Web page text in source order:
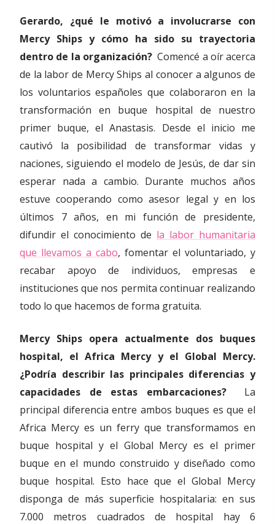
Gerardo, ¿qué le motivó a involucrarse con
Mercy Ships y cómo ha sido su trayectoria
dentro de la organización?Comencé a oír acerca
de la labor de Mercy Ships al conocer a algunos de
los voluntarios españoles que colaboraron en la
transformación en buque hospital de nuestro
primer buque, el Anastasis. Desde el inicio me
cautivó la posibilidad de transformar vidas y
naciones, siguiendo el modelo de Jesús, de dar sin
esperar nada a cambio. Durante muchos años
estuve cooperando como asesor legal y en los
últimos 7 años, en mi función de presidente,
difundir el conocimiento de la labor humanitaria
que llevamos a cabo, fomentar el voluntariado, y
recabar apoyo de individuos, empresas e
instituciones que nos permita continuar realizando
todo lo que hacemos de forma gratuita.
Mercy Ships opera actualmente dos buques
hospital, el Africa Mercy y el Global Mercy.
¿Podría describir las principales diferencias y
capacidades de estas embarcaciones?La
principal diferencia entre ambos buques es que el
Africa Mercy es un ferry que transformamos en
buque hospital y el Global Mercy es el primer
buque en el mundo construido y diseñado como
buque hospital. Esto hace que el Global Mercy
disponga de más superficie hospitalaria: en sus
7.000 metros cuadrados de hospital hay 6